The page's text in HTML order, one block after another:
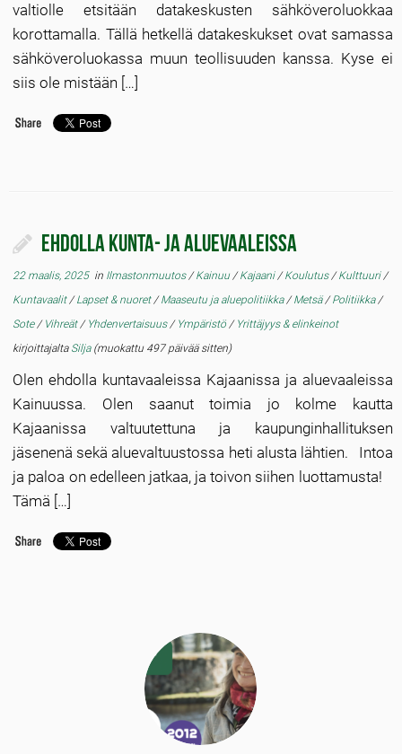
valtiolle etsitään datakeskusten sähköveroluokkaa
korottamalla. Tällä hetkellä datakeskukset ovat samassa
sähköveroluokassa muun teollisuuden kanssa. Kyse ei
siis ole mistään […]
Ehdolla kunta- ja aluevaaleissa
22 maalis, 2025in Ilmastonmuutos/Kainuu/Kajaani/Koulutus/Kulttuuri/
Kuntavaalit/Lapset & nuoret/Maaseutu ja aluepolitiikka/Metsä/Politiikka/
Sote/ Vihreät/ Yhdenvertaisuus/ Ympäristö/ Yrittäjyys & elinkeinot
kirjoittajalta Silja(muokattu 497 päivää sitten)
Olen ehdolla kuntavaaleissa Kajaanissa ja aluevaaleissa
Kainuussa. Olen saanut toimia jo kolme kautta
Kajaanissa valtuutettuna ja kaupunginhallituksen
jäsenenä sekä aluevaltuustossa heti alusta lähtien. Intoa
ja paloa on edelleen jatkaa, ja toivon siihen luottamusta!
Tämä […]